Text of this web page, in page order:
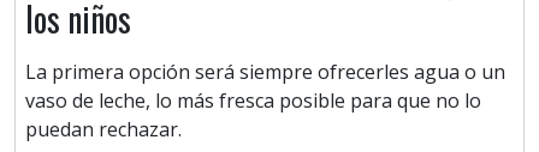
los niños
La primera opción será siempre ofrecerles agua o un
vaso de leche, lo más fresca posible para que no lo
puedan rechazar.